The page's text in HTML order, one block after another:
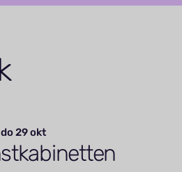
29 okt